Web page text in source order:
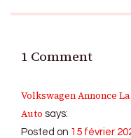
1 Comment
Volkswagen Annonce
Auto says:
Posted on 15 février